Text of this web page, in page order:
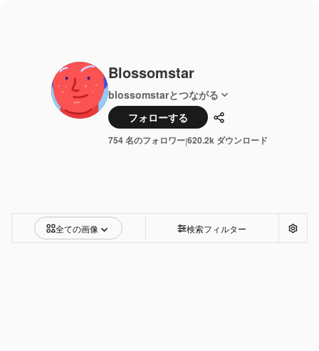
Blossomstar
blossomstarとつながる
フォローする
共有
754 名のフォロワー|620.2k ダウンロード
全ての画像 検索フィルター